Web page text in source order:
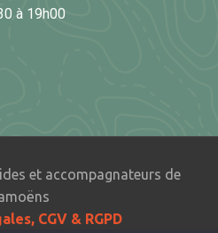
à 19h00
et accompagnateurs de
CGV & RGPD